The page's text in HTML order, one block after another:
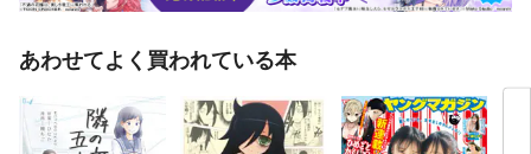
あわせてよく買われている本